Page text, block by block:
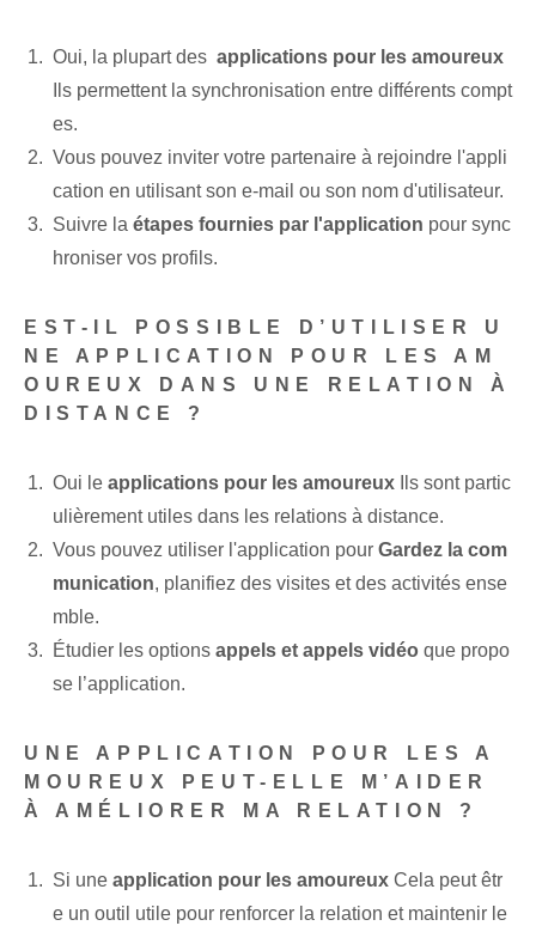
Oui, la plupart des ⁤ applications pour les amoureux
Ils permettent la synchronisation entre différents compt
es.
Vous pouvez inviter votre partenaire à rejoindre l'appli
cation en utilisant son e-mail ou son nom d'utilisateur.
Suivre la étapes fournies par l'application pour sync
hroniser vos profils.
EST-IL POSSIBLE D’UTILISER U
NE APPLICATION POUR LES AM
OUREUX DANS UNE RELATION À
DISTANCE ?
Oui le applications pour les amoureux Ils sont partic
ulièrement utiles dans les relations à distance.
Vous pouvez utiliser l'‌application pour⁢ Gardez la com
munication, planifiez des visites et des activités ense
mble.
Étudier les options appels et appels vidéo que propo
se l’application.
UNE APPLICATION POUR LES A
MOUREUX PEUT-ELLE M’AIDER
À AMÉLIORER MA RELATION ?
Si une application⁢ pour⁣ les amoureux Cela peut êtr
e un outil utile pour renforcer la relation et maintenir le